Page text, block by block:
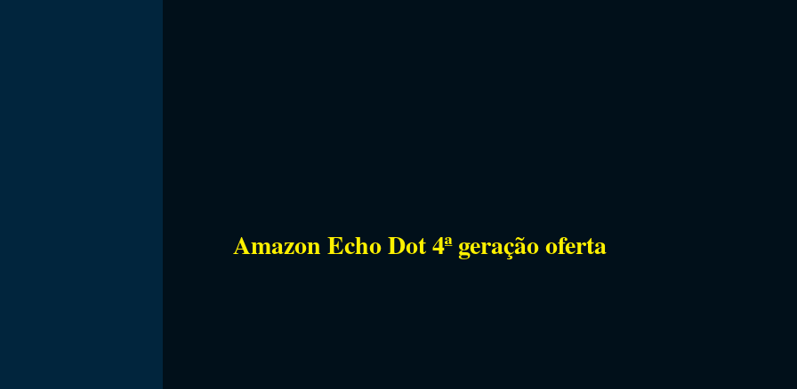
Amazon Echo Dot 4ª geração oferta